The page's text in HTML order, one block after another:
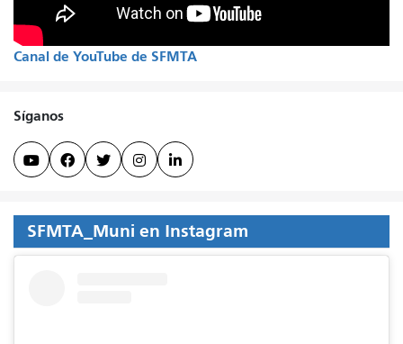
Canal de YouTube de SFMTA
Síganos
    
SFMTA_Muni en Instagram